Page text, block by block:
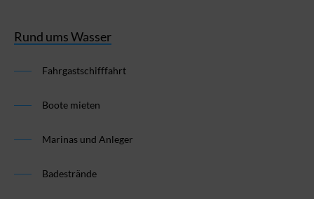
Rund ums Wasser
Fahrgastschifffahrt
Boote mieten
Marinas und Anleger
Badestrände